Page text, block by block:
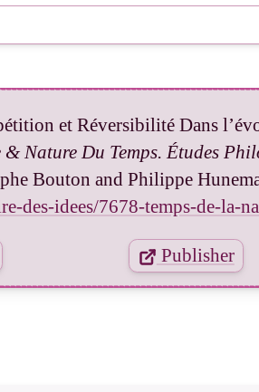
et Réversibilité Dans
& Nature Du Temps. Études
Bouton and Philippe
idees/7678-temps-de-la-
Publisher
des populations